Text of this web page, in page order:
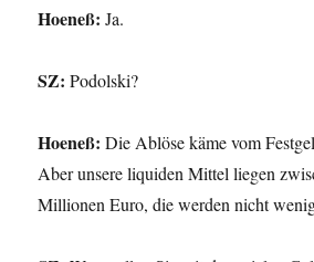
Hoeneß: Ja.
SZ: Podolski?
Hoeneß: Die Ablöse käme vom
Aber unsere liquiden Mittel liegen
Millionen Euro, die werden nicht